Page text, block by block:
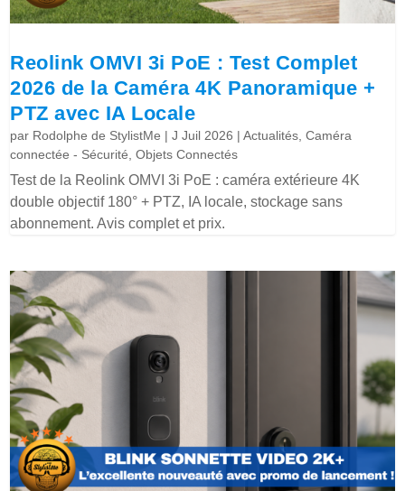
Reolink OMVI 3i PoE : Test Complet
2026 de la Caméra 4K Panoramique +
PTZ avec IA Locale
par Rodolphe de StylistMe |J Juil 2026 |Actualités ,Caméra
connectée - Sécurité ,Objets Connectés
Test de la Reolink OMVI 3i PoE : caméra extérieure 4K
double objectif 180° + PTZ, IA locale, stockage sans
abonnement. Avis complet et prix.